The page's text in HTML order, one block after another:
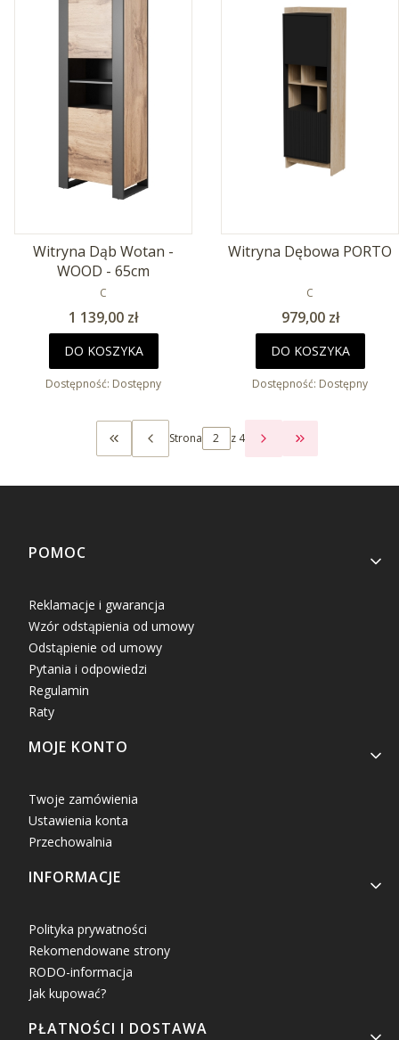
Witryna Dąb Wotan -
WOOD - 65cm
PRODUCENT
C
Cena
1 139,00 zł
DO KOSZYKA
Dostępność: Dostępny
Witryna Dębowa PORTO
PRODUCENT
C
Cena
979,00 zł
DO KOSZYKA
Dostępność: Dostępny
WRÓĆ DO PIERWSZEJ STRONY Z PRODUKTAMI
Strona z 4
PRZEJDŹ DO
Linki w stopce
POMOC
Reklamacje i gwarancja
Wzór odstąpienia od umowy
Odstąpienie od umowy
Pytania i odpowiedzi
Regulamin
Raty
MOJE KONTO
Twoje zamówienia
Ustawienia konta
Przechowalnia
INFORMACJE
Polityka prywatności
Rekomendowane strony
RODO-informacja
Jak kupować?
PŁATNOŚCI I DOSTAWA